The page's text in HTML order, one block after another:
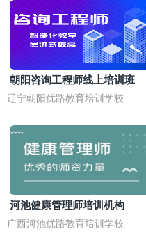
朝阳咨询工程师线上培训班
辽宁朝阳优路教育培训学校
河池健康管理师培训机构
广西河池优路教育培训学校